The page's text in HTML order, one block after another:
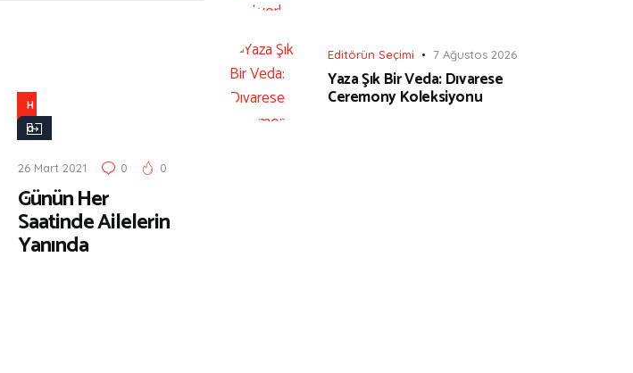
H
a
e
r
26 Mart 2021 0 0
Günün Her
Saatinde Ailelerin
Yanında
Editörün Seçimi 7 Ağustos 2026
Yaza Şık Bir Veda: Dıvarese
Ceremony Koleksiyonu